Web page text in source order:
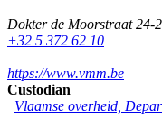
Dokter de Moorstraat 24-
+32 5 372 62 10
https://www.vmm.be
Custodian
Vlaamse overheid,